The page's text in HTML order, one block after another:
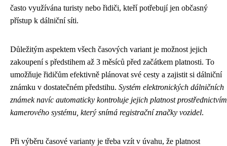
často využívána turisty nebo řidiči, kteří potřebují jen občasný
přístup k dálniční síti.
Důležitým aspektem všech časových variant je možnost jejich
zakoupení s předstihem až 3 měsíců před začátkem platnosti. To
umožňuje řidičům efektivně plánovat své cesty a zajistit si dálniční
známku v dostatečném předstihu. Systém elektronických dálničních
známek navíc automaticky kontroluje jejich platnost prostřednictvím
kamerového systému, který snímá registrační značky vozidel.
Při výběru časové varianty je třeba vzít v úvahu, že platnost